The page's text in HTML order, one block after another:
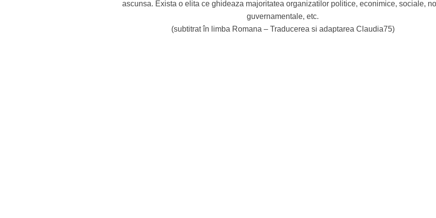
ascunsa. Exista o elita ce ghideaza majoritatea organizatilor politice, econimice, sociale,
guvernamentale, etc.
(subtitrat în limba Romana – Traducerea si adaptarea Claudia75)